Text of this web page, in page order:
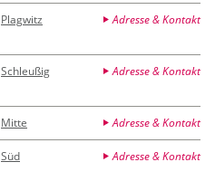
Plagwitz Adresse & Kontakt
Schleußig Adresse & Kontakt
Mitte Adresse & Kontakt
Süd Adresse & Kontakt